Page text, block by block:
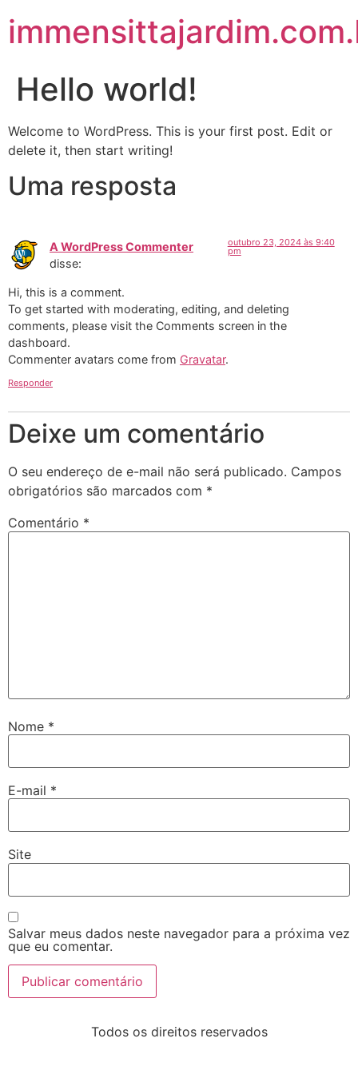
Hello world!
Welcome to WordPress. This is your first post. Edit or
delete it, then start writing!
Uma resposta
A WordPress Commenter
disse:
outubro 23, 2024 às 9:40
pm
Hi, this is a comment.
To get started with moderating, editing, and deleting
comments, please visit the Comments screen in the
dashboard.
Commenter avatars come from Gravatar.
Responder
Deixe um comentário
O seu endereço de e-mail não será publicado. Campos
obrigatórios são marcados com *
Comentário *
Nome *
E-mail *
Site
Salvar meus dados neste navegador para a próxima vez
que eu comentar.
Todos os direitos reservados